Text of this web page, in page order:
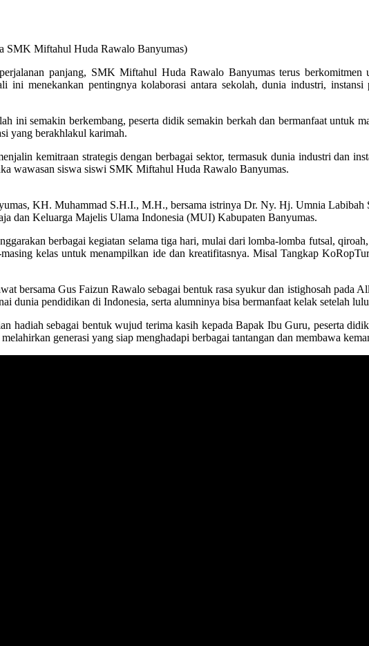
Miftahul Huda Rawalo Banyumas)
panjang, SMK Miftahul Huda Rawalo Banyumas terus berkomitmen
ini menekankan pentingnya kolaborasi antara sekolah, dunia industri,
ini semakin berkembang, peserta didik semakin berkah dan bermanfaat untuk
yang berakhlakul karimah.
kemitraan strategis dengan berbagai sektor, termasuk dunia industri dan
wawasan siswa siswi SMK Miftahul Huda Rawalo Banyumas.
KH. Muhammad S.H.I., M.H., bersama istrinya Dr. Ny. Hj. Umnia Labibah
dan Keluarga Majelis Ulama Indonesia (MUI) Kabupaten Banyumas.
berbagai kegiatan selama tiga hari, mulai dari lomba-lomba futsal,
kelas untuk menampilkan ide dan kreatifitasnya. Misal Tangkap
bersama Gus Faizun Rawalo sebagai bentuk rasa syukur dan istighosah pada
dunia pendidikan di Indonesia, serta alumninya bisa bermanfaat kelak setelah
hadiah sebagai bentuk wujud terima kasih kepada Bapak Ibu Guru, peserta
generasi yang siap menghadapi berbagai tantangan dan membawa